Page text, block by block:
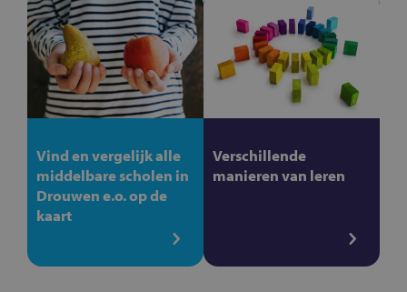
Vind en vergelijk alle
middelbare scholen in
Drouwen e.o. op de
kaart
Verschillende
manieren van leren